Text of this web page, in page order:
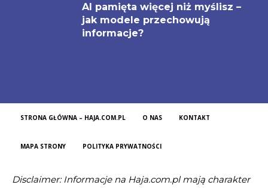
AI pamięta więcej niż myślisz –
jak modele przechowują
informacje?
STRONA GŁÓWNA – HAJA.COM.PL O NAS KONTAKT
MAPA STRONY POLITYKA PRYWATNOŚCI
Disclaimer: Informacje na Haja.com.pl mają charakter